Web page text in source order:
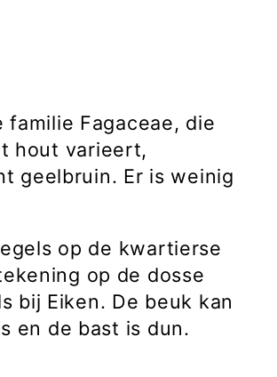
Fagaceae, die
hout varieert,
geelbruin. Er is weinig
op de kwartierse
op de dosse
bij Eiken. De beuk kan
en de bast is dun.